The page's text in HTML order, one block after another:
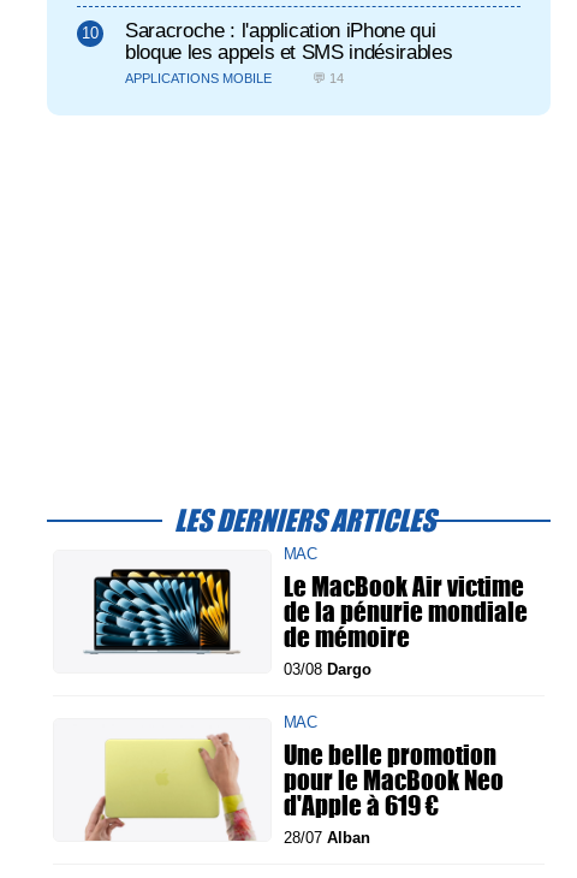
Saracroche : l'application iPhone qui
bloque les appels et SMS indésirables
APPLICATIONS MOBILE 💬 14
LES DERNIERS ARTICLES
MAC
Le MacBook Air victime
de la pénurie mondiale
de mémoire
03/08 Dargo
MAC
Une belle promotion
pour le MacBook Neo
d'Apple à 619 €
28/07 Alban